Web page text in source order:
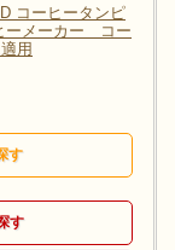
コーヒータンピ
メーカー コー
用
す
す